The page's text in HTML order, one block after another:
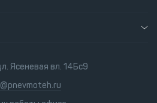
Ясеневая вл. 14Бс9